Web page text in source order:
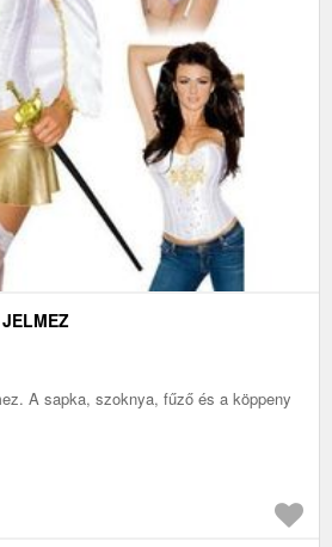
A sapka, szoknya, fűző és a köppeny